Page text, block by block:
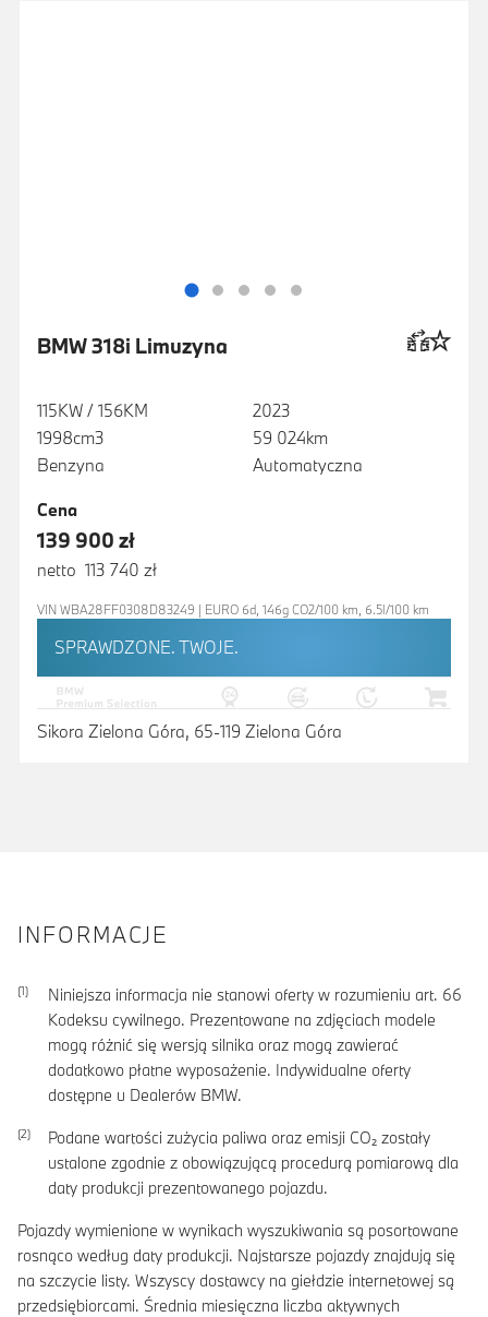
BMW 318i Limuzyna
115KW / 156KM
1998cm3
Benzyna
2023
59 024km
Automatyczna
Cena
139 900 zł
netto 113 740 zł
VIN WBA28FF0308D83249 | EURO 6d, 146g CO2/100 km, 6.5l/100 km
SPRAWDZONE. TWOJE.
Sikora Zielona Góra, 65-119 Zielona Góra
INFORMACJE
Niniejsza informacja nie stanowi oferty w rozumieniu art. 66
Kodeksu cywilnego. Prezentowane na zdjęciach modele
mogą różnić się wersją silnika oraz mogą zawierać
dodatkowo płatne wyposażenie. Indywidualne oferty
dostępne u Dealerów BMW.
Podane wartości zużycia paliwa oraz emisji CO₂ zostały
ustalone zgodnie z obowiązującą procedurą pomiarową dla
daty produkcji prezentowanego pojazdu.
Pojazdy wymienione w wynikach wyszukiwania są posortowane
rosnąco według daty produkcji. Najstarsze pojazdy znajdują się
na szczycie listy. Wszyscy dostawcy na giełdzie internetowej są
przedsiębiorcami. Średnia miesięczna liczba aktywnych